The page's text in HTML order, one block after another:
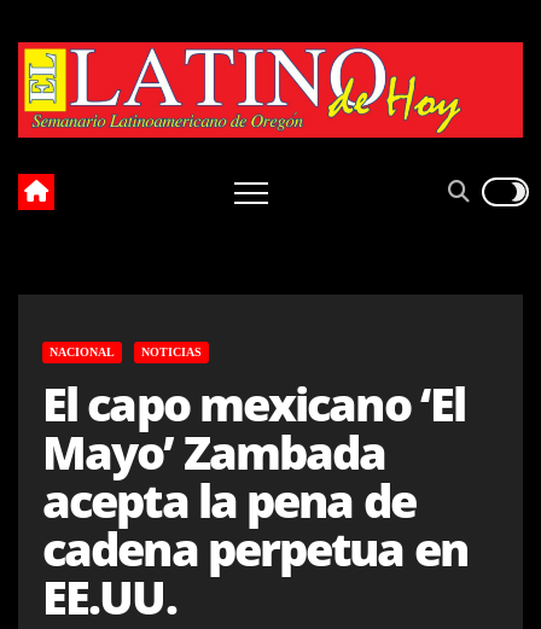
content
NACIONAL NOTICIAS
El capo mexicano ‘El
Mayo’ Zambada
acepta la pena de
cadena perpetua en
EE.UU.